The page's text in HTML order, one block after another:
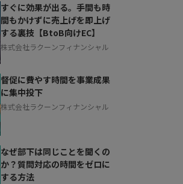
すぐに効果が出る。手間も時
間もかけずに売上げを即上げ
する裏技【BtoB向けEC】
株式会社ラクーンフィナンシャル
督促に費やす時間を事業成果
に集中投下
株式会社ラクーンフィナンシャル
なぜ部下は同じことを聞くの
か？質問対応の時間をゼロに
する方法